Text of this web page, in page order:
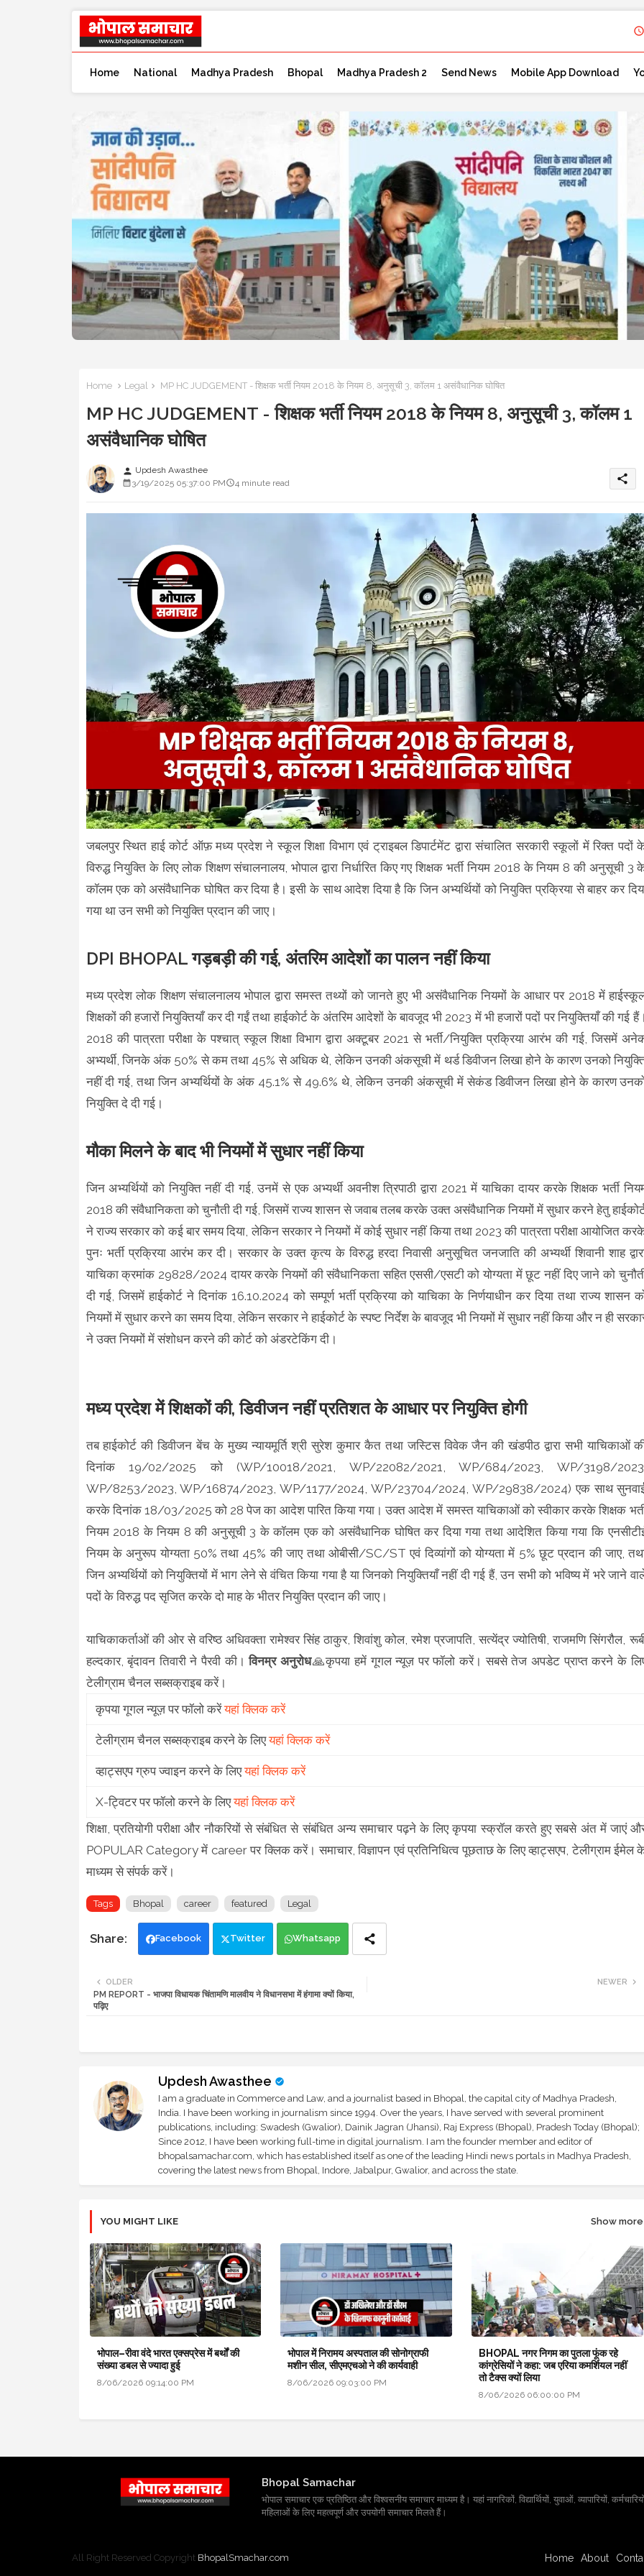
Home National Madhya Pradesh Bhopal Madhya Pradesh 2 Send News Mobile App Download
Home Legal MP HC JUDGEMENT - शिक्षक भर्ती नियम 2018 के नियम 8, अनुसूची 3, कॉलम 1 असंवैधानिक घोषित
MP HC JUDGEMENT - शिक्षक भर्ती नियम 2018 के नियम 8, अनुसूची 3, कॉलम 1
असंवैधानिक घोषित
person Updesh Awasthee
3/19/2025 05:37:00 PM
4 minute read share
जबलपुर स्थित हाई कोर्ट ऑफ़ मध्य प्रदेश ने स्कूल शिक्षा विभाग एवं ट्राइबल डिपार्टमेंट द्वारा संचालित सरकारी स्कूलों में रिक्त पदों
विरुद्ध नियुक्ति के लिए लोक शिक्षण संचालनालय, भोपाल द्वारा निर्धारित किए गए शिक्षक भर्ती नियम 2018 के नियम 8 की अनुसूची 3
कॉलम एक को असंवैधानिक घोषित कर दिया है। इसी के साथ आदेश दिया है कि जिन अभ्यर्थियों को नियुक्ति प्रक्रिया से बाहर कर
गया था उन सभी को नियुक्ति प्रदान की जाए।
DPI BHOPAL गड़बड़ी की गई, अंतरिम आदेशों का पालन नहीं किया
मध्य प्रदेश लोक शिक्षण संचालनालय भोपाल द्वारा समस्त तथ्यों को जानते हुए भी असंवैधानिक नियमों के आधार पर 2018 में
शिक्षकों की हजारों नियुक्तियाँ कर दी गईं तथा हाईकोर्ट के अंतरिम आदेशों के बावजूद भी 2023 में भी हजारों पदों पर नियुक्तियाँ की गई
2018 की पात्रता परीक्षा के पश्चात् स्कूल शिक्षा विभाग द्वारा अक्टूबर 2021 से भर्ती/नियुक्ति प्रक्रिया आरंभ की गई, जिसमें
अभ्यर्थी, जिनके अंक 50% से कम तथा 45% से अधिक थे, लेकिन उनकी अंकसूची में थर्ड डिवीजन लिखा होने के कारण उनको
नहीं दी गई, तथा जिन अभ्यर्थियों के अंक 45.1% से 49.6% थे, लेकिन उनकी अंकसूची में सेकंड डिवीजन लिखा होने के कारण
नियुक्ति दे दी गई।
मौका मिलने के बाद भी नियमों में सुधार नहीं किया
जिन अभ्यर्थियों को नियुक्ति नहीं दी गई, उनमें से एक अभ्यर्थी अवनीश त्रिपाठी द्वारा 2021 में याचिका दायर करके शिक्षक भर्ती
2018 की संवैधानिकता को चुनौती दी गई, जिसमें राज्य शासन से जवाब तलब करके उक्त असंवैधानिक नियमों में सुधार करने हेतु
ने राज्य सरकार को कई बार समय दिया, लेकिन सरकार ने नियमों में कोई सुधार नहीं किया तथा 2023 की पात्रता परीक्षा आयोजित
पुनः भर्ती प्रक्रिया आरंभ कर दी। सरकार के उक्त कृत्य के विरुद्ध हरदा निवासी अनुसूचित जनजाति की अभ्यर्थी शिवानी शाह
याचिका क्रमांक 29828/2024 दायर करके नियमों की संवैधानिकता सहित एससी/एसटी को योग्यता में छूट नहीं दिए जाने को
दी गई, जिसमें हाईकोर्ट ने दिनांक 16.10.2024 को सम्पूर्ण भर्ती प्रक्रिया को याचिका के निर्णयाधीन कर दिया तथा राज्य शासन
नियमों में सुधार करने का समय दिया, लेकिन सरकार ने हाईकोर्ट के स्पष्ट निर्देश के बावजूद भी नियमों में सुधार नहीं किया और न ही
ने उक्त नियमों में संशोधन करने की कोर्ट को अंडरटेकिंग दी।
मध्य प्रदेश में शिक्षकों की, डिवीजन नहीं प्रतिशत के आधार पर नियुक्ति होगी
तब हाईकोर्ट की डिवीजन बेंच के मुख्य न्यायमूर्ति श्री सुरेश कुमार कैत तथा जस्टिस विवेक जैन की खंडपीठ द्वारा सभी याचिकाओं
दिनांक 19/02/2025 को (WP/10018/2021, WP/22082/2021, WP/684/2023, WP/3198/
WP/8253/2023, WP/16874/2023, WP/1177/2024, WP/23704/2024, WP/29838/2024) एक साथ
करके दिनांक 18/03/2025 को 28 पेज का आदेश पारित किया गया। उक्त आदेश में समस्त याचिकाओं को स्वीकार करके शिक्षक
नियम 2018 के नियम 8 की अनुसूची 3 के कॉलम एक को असंवैधानिक घोषित कर दिया गया तथा आदेशित किया गया कि
नियम के अनुरूप योग्यता 50% तथा 45% की जाए तथा ओबीसी/SC/ST एवं दिव्यांगों को योग्यता में 5% छूट प्रदान की जाए,
जिन अभ्यर्थियों को नियुक्तियों में भाग लेने से वंचित किया गया है या जिनको नियुक्तियाँ नहीं दी गई हैं, उन सभी को भविष्य में भरे जाने
पदों के विरुद्ध पद सृजित करके दो माह के भीतर नियुक्ति प्रदान की जाए।
याचिकाकर्ताओं की ओर से वरिष्ठ अधिवक्ता रामेश्वर सिंह ठाकुर, शिवांशु कोल, रमेश प्रजापति, सत्येंद्र ज्योतिषी, राजमणि सिंगरौल,
हल्दकार, बृंदावन तिवारी ने पैरवी की।विनम्र अनुरोध🙏कृपया हमें गूगल न्यूज़ पर फॉलो करें। सबसे तेज अपडेट प्राप्त करने के
टेलीग्राम चैनल सब्सक्राइब करें।
कृपया गूगल न्यूज़ पर फॉलो करेंयहां क्लिक करें
टेलीग्राम चैनल सब्सक्राइब करने के लिएयहां क्लिक करें
व्हाट्सएप ग्रुप ज्वाइन करने के लिएयहां क्लिक करें
X-ट्विटर पर फॉलो करने के लिएयहां क्लिक करें
शिक्षा, प्रतियोगी परीक्षा और नौकरियों से संबंधित से संबंधित अन्य समाचार पढ़ने के लिए कृपया स्क्रॉल करते हुए सबसे अंत में जाएं
POPULAR Category में career पर क्लिक करें। समाचार, विज्ञापन एवं प्रतिनिधित्व पूछताछ के लिए व्हाट्सएप, टेलीग्राम ईमेल
माध्यम से संपर्क करें।
Tags Bhopal career featured Legal
Facebook Twitter Whatsapp
NEWER
OLDER
PM REPORT - भाजपा विधायक चिंतामणि मालवीय ने विधानसभा में हंगामा क्यों किया,
पढ़िए
Updesh Awasthee
I am a graduate in Commerce and Law, and a journalist based in Bhopal, the capital city of Madhya Pradesh,
India. I have been working in journalism since 1994. Over the years, I have served with several prominent
publications, including: Swadesh (Gwalior), Dainik Jagran (Jhansi), Raj Express (Bhopal), Pradesh Today (Bhopal);
Since 2012, I have been working full-time in digital journalism. I am the founder member and editor of
bhopalsamachar.com, which has established itself as one of the leading Hindi news portals in Madhya Pradesh,
covering the latest news from Bhopal, Indore, Jabalpur, Gwalior, and across the state.
YOU MIGHT LIKE Show more
भोपाल–रीवा वंदे भारत एक्सप्रेस में बर्थों की
संख्या डबल से ज्यादा हुई
8/06/2026 09:14:00 PM
भोपाल में निरामय अस्पताल की सोनोग्राफी
मशीन सील, सीएमएचओ ने की कार्यवाही
8/06/2026 09:03:00 PM
BHOPAL नगर निगम का पुतला फूंक रहे
कांग्रेसियों ने कहा: जब एरिया कमर्शियल नहीं
तो टैक्स क्यों लिया
8/06/2026 06:00:00 PM
Bhopal Samachar
भोपाल समाचार एक प्रतिष्ठित और विश्वसनीय समाचार माध्यम है। यहां नागरिकों, विद्यार्थियों, युवाओं, व्यापारियों,
महिलाओं के लिए महत्वपूर्ण और उपयोगी समाचार मिलते हैं।
All Right Reserved Copyright BhopalSmachar.com Home About